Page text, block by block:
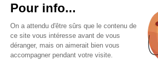
politique des pays du pourtour de la
Pour info...
On a attendu d'être sûrs que le contenu de
ce site vous intéresse avant de vous
déranger, mais on aimerait bien vous
accompagner pendant votre visite.